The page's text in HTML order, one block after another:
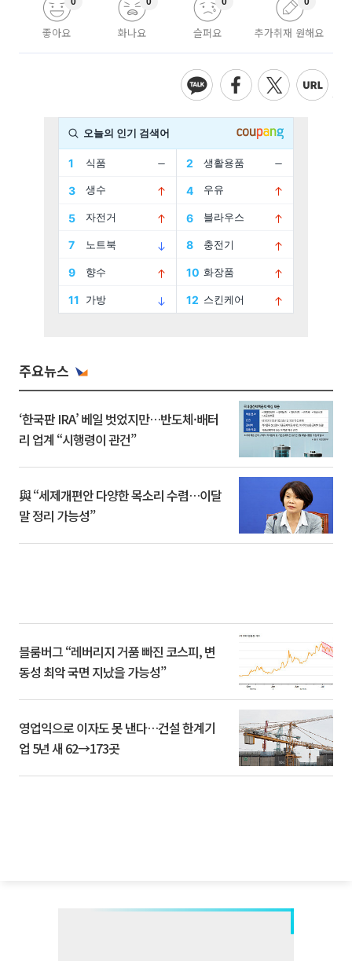
좋아요 화나요 슬퍼요 추가취재 원해요
주요뉴스
‘한국판 IRA’ 베일 벗었지만…반도체·배터
리 업계 “시행령이 관건”
與 “세제개편안 다양한 목소리 수렴…이달
말 정리 가능성”
블룸버그 “레버리지 거품 빠진 코스피, 변
동성 최악 국면 지났을 가능성”
영업익으로 이자도 못 낸다…건설 한계기
업 5년 새 62→173곳